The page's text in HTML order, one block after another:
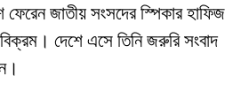
ফেরেন জাতীয় সংসদের স্পিকার হাফিজ
দেশে এসে তিনি জরুরি সংবাদ